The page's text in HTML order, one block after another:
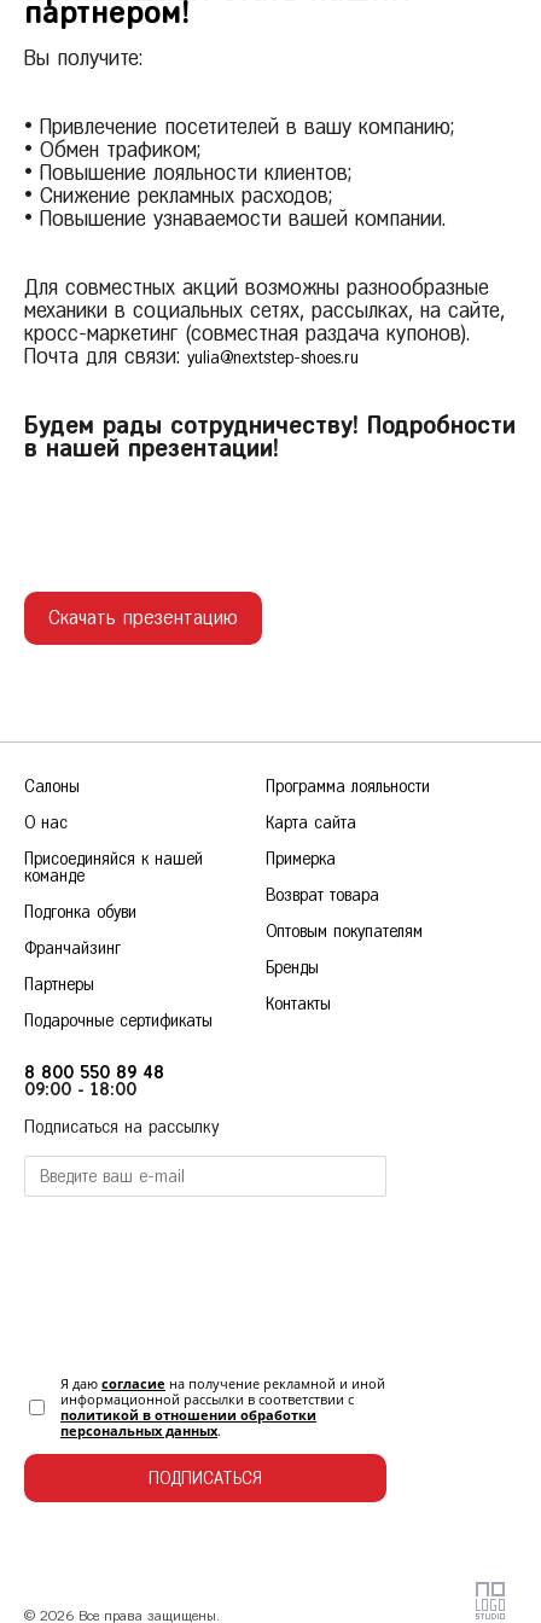
Красногорск
Краснодар
Л Липецк
Н
Нижний Новгород
О
Орёл
П Пермь
Тамбов
Тюмень
У Уфа
Ч
Челябинск
Чита
партнером!
Вы получите:
• Привлечение посетителей в вашу компанию;
• Обмен трафиком;
• Повышение лояльности клиентов;
• Снижение рекламных расходов;
• Повышение узнаваемости вашей компании.
Для совместных акций возможны разнообразные
механики в социальных сетях, рассылках, на сайте,
кросс-маркетинг (совместная раздача купонов).
Почта для связи: yulia@nextstep-shoes.ru
Будем рады сотрудничеству! Подробности
в нашей презентации!
Скачать презентацию
Салоны
О нас
Присоединяйся к нашей
команде
Подгонка обуви
Франчайзинг
Партнеры
Подарочные сертификаты
Программа лояльности
Карта сайта
Примерка
Возврат товара
Оптовым покупателям
Бренды
Контакты
8 800 550 89 48
09:00 - 18:00
Подписаться на рассылку
Я даю согласие на получение рекламной и иной
информационной рассылки в соответствии с
политикой в отношении обработки
персональных данных.
ПОДПИСАТЬСЯ
© 2026 Все права защищены.